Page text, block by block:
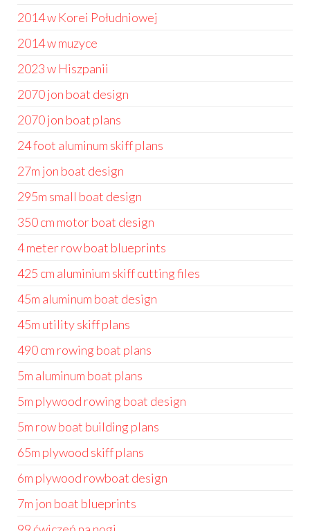
2014 w Korei Południowej
2014 w muzyce
2023 w Hiszpanii
2070 jon boat design
2070 jon boat plans
24 foot aluminum skiff plans
27m jon boat design
295m small boat design
350 cm motor boat design
4 meter row boat blueprints
425 cm aluminium skiff cutting files
45m aluminum boat design
45m utility skiff plans
490 cm rowing boat plans
5m aluminum boat plans
5m plywood rowing boat design
5m row boat building plans
65m plywood skiff plans
6m plywood rowboat design
7m jon boat blueprints